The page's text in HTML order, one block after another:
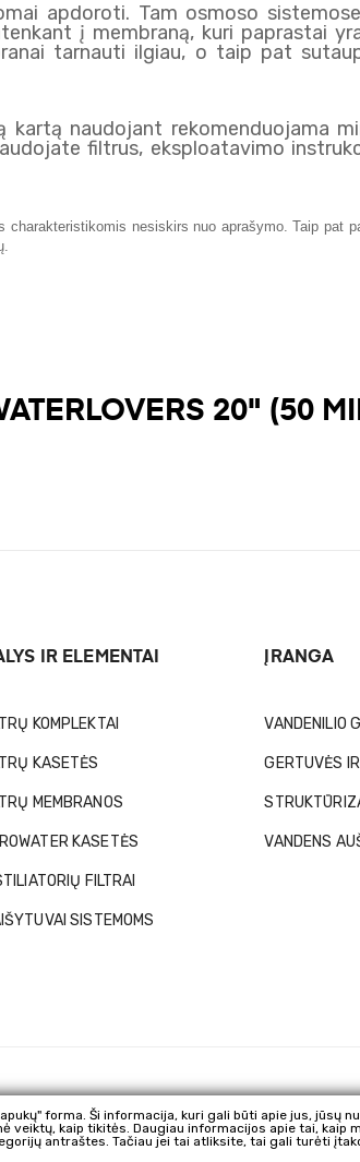
apdoroti. Tam osmoso
į membraną, kuri paprastai
tarnauti ilgiau, o taip pat
naudojant rekomenduojama
filtrus, eksploatavimo
nesiskirs nuo aprašymo. Taip pat
20" (50
IR ELEMENTAI
KOMPLEKTAI
KASETĖS
MEMBRANOS
KASETĖS
FILTRAI
SISTEMOMS
ĮRANGA
VANDENILIO
GERTUVĖS
VANDENS
forma. Ši informacija, kuri gali būti apie jus, jūsų
kaip tikitės. Daugiau informacijos apie tai, kaip
antraštes. Tačiau jei tai atliksite, tai gali turėti